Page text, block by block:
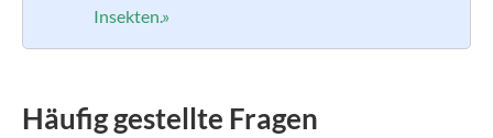
Insekten.»
Häufig gestellte Fragen